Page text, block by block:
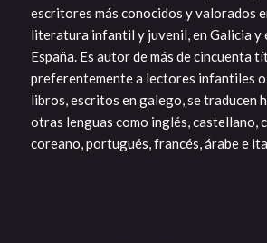
escritores más conocidos y valorados
literatura infantil y juvenil, en Galicia y
España. Es autor de más de cincuenta
preferentemente a lectores infantiles o
libros, escritos en galego, se traducen
otras lenguas como inglés, castellano,
coreano, portugués, francés, árabe e